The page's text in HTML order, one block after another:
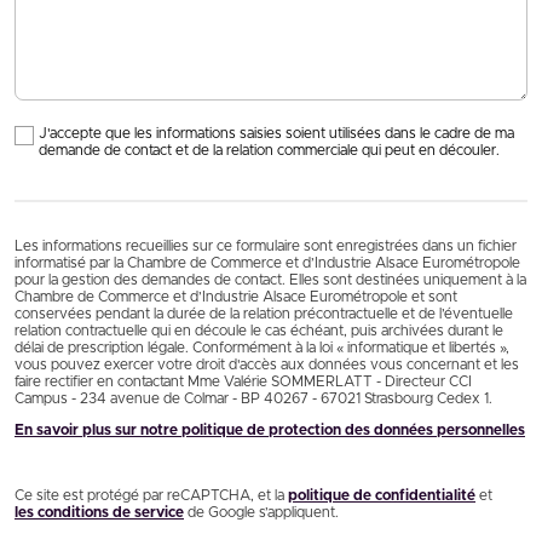
J'accepte que les informations saisies soient utilisées dans le cadre de ma
demande de contact et de la relation commerciale qui peut en découler.
Les informations recueillies sur ce formulaire sont enregistrées dans un fichier
informatisé par la Chambre de Commerce et d’Industrie Alsace Eurométropole
pour la gestion des demandes de contact. Elles sont destinées uniquement à la
Chambre de Commerce et d’Industrie Alsace Eurométropole et sont
conservées pendant la durée de la relation précontractuelle et de l’éventuelle
relation contractuelle qui en découle le cas échéant, puis archivées durant le
délai de prescription légale. Conformément à la loi « informatique et libertés »,
vous pouvez exercer votre droit d'accès aux données vous concernant et les
faire rectifier en contactant Mme Valérie SOMMERLATT - Directeur CCI
Campus - 234 avenue de Colmar - BP 40267 - 67021 Strasbourg Cedex 1.
En savoir plus sur notre politique de protection des données personnelles
Ce site est protégé par reCAPTCHA, et la politique de confidentialité et
les conditions de service de Google s’appliquent.